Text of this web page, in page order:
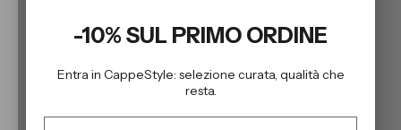
-10% SUL PRIMO ORDINE
Entra in CappeStyle: selezione curata, qualità che
resta.